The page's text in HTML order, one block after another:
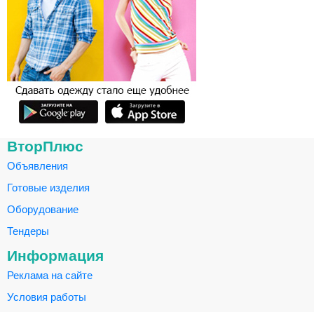
ВторПлюс
Объявления
Готовые изделия
Оборудование
Тендеры
Информация
Реклама на сайте
Условия работы